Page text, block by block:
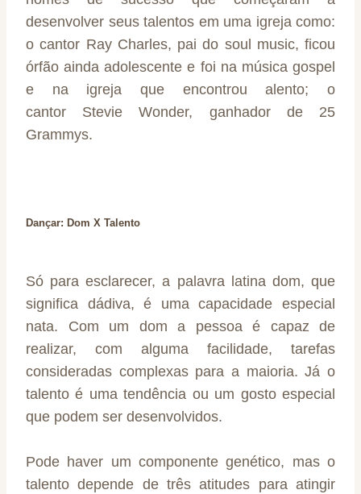
desenvolver seus talentos em uma igreja como:
o cantor Ray Charles, pai do soul music, ficou
órfão ainda adolescente e foi na música gospel
e na igreja que encontrou alento; o
cantor Stevie Wonder, ganhador de 25
Grammys.
Dançar: Dom X Talento
Só para esclarecer, a palavra latina dom, que
significa dádiva, é uma capacidade especial
nata. Com um dom a pessoa é capaz de
realizar, com alguma facilidade, tarefas
consideradas complexas para a maioria. Já o
talento é uma tendência ou um gosto especial
que podem ser desenvolvidos.
Pode haver um componente genético, mas o
talento depende de três atitudes para atingir